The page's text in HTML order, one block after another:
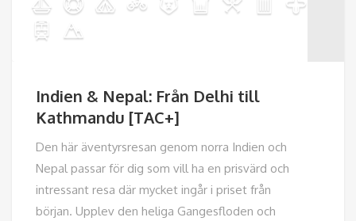
Indien & Nepal: Från Delhi till
Kathmandu [TAC+]
Den här äventyrsresan genom norra Indien och
Nepal passar för dig som vill ha en prisvärd och
intressant resa där mycket ingår i priset från
början. Upplev den heliga Gangesfloden och